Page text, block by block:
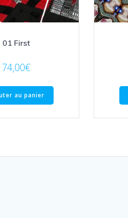
01 First
74,00€
au panier